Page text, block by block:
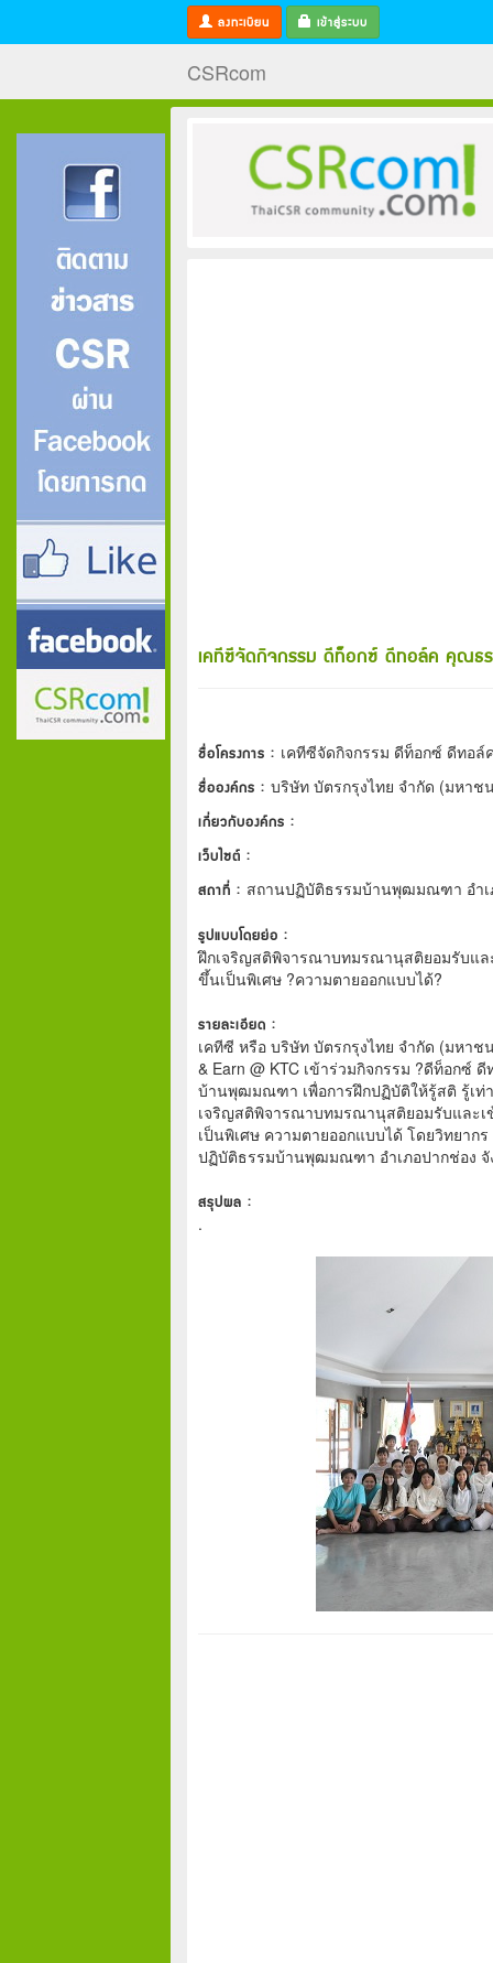
ลงทะเบียน เข้าสู่ระบบ
CSRcom
เคทีซีจัดกิจกรรม ดีท็อกซ์ ดีทอล์ค คุณ
ชื่อโครงการ : เคทีซีจัดกิจกรรม ดีท็อกซ์ ดีท
ชื่อองค์กร : บริษัท บัตรกรุงไทย จำกัด (มหาช
เกี่ยวกับองค์กร :
เว็บไซต์ :
สถาที่ : สถานปฏิบัติธรรมบ้านพุฒมณฑา อำเ
รูปแบบโดยย่อ :
ฝึกเจริญสติพิจารณาบทมรณานุสติยอมรับแล
ขึ้นเป็นพิเศษ ?ความตายออกแบบได้?
รายละเอียด :
เคทีซี หรือ บริษัท บัตรกรุงไทย จำกัด (มหา
& Earn @ KTC เข้าร่วมกิจกรรม ?ดีท็อก
บ้านพุฒมณฑา เพื่อการฝึกปฏิบัติให้รู้สติ รู้เท่
เจริญสติพิจารณาบทมรณานุสติยอมรับและเ
เป็นพิเศษ ความตายออกแบบได้ โดยวิทยา
ปฏิบัติธรรมบ้านพุฒมณฑา อำเภอปากช่อง จั
สรุปผล :
.